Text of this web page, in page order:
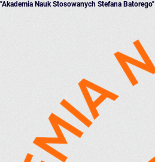
"Akademia Nauk Stosowanych Stefana Batorego"